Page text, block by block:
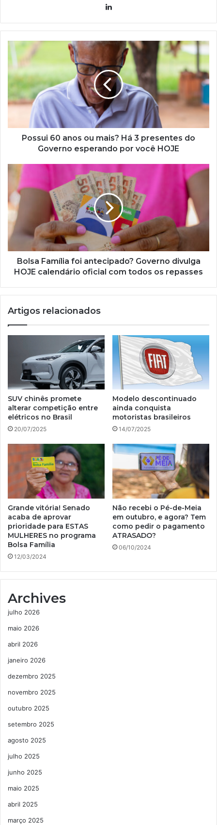
Possui
60
anos
ou
mais?
Há
3
presentes
do
Governo
esperando
você
HOJE
Possui 60 anos ou mais? Há 3 presentes do
Governo esperando por você HOJE
Bolsa
Família
antecipado?
Governo
divulga
HOJE
calendário
oficial
com
todos
repasses
Bolsa Família foi antecipado? Governo divulga
HOJE calendário oficial com todos os repasses
Artigos relacionados
SUV chinês promete
alterar competição entre
elétricos no Brasil
20/07/2025
Modelo descontinuado
ainda conquista
motoristas brasileiros
14/07/2025
Grande vitória! Senado
acaba de aprovar
prioridade para ESTAS
MULHERES no programa
Bolsa Família
12/03/2024
Não recebi o Pé-de-Meia
em outubro, e agora? Tem
como pedir o pagamento
ATRASADO?
06/10/2024
Archives
julho 2026
maio 2026
abril 2026
janeiro 2026
dezembro 2025
novembro 2025
outubro 2025
setembro 2025
agosto 2025
julho 2025
junho 2025
maio 2025
abril 2025
março 2025